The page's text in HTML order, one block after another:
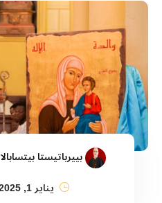
بييرباتيستا بيتسابالا
يناير 1, 2025